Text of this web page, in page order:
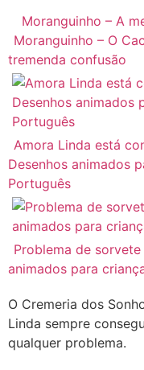
Moranguinho – A
Moranguinho – O
tremenda confusão
Amora Linda está
Desenhos animados
Português
Problema de
animados para
O Cremeria dos
Linda sempre
qualquer problema.